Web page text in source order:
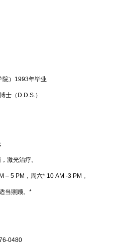
） 1993年毕业
士（ D.D.S.）
激光治疗。
– 5 PM ，周六* 10 AM -3 PM 。
当照顾。 *
0480